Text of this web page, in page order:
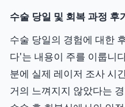
수술 당일 및 회복 과정 후
수술 당일의 경험에 대한
다'는 내용이 주를 이룹니
분에 실제 레이저 조사 시
거의 느껴지지 않았다는